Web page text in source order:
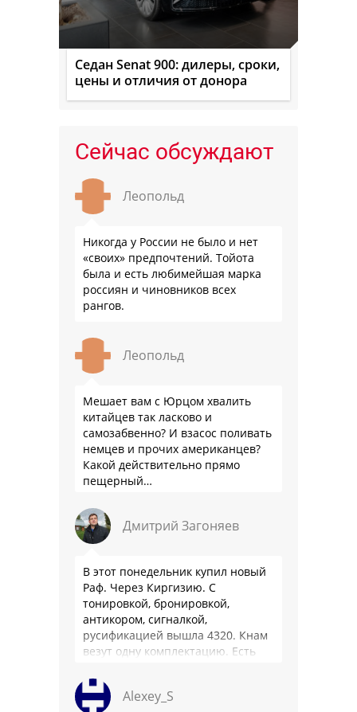
Седан Senat 900: дилеры, сроки,
цены и отличия от донора
Сейчас обсуждают
Леопольд
Никогда у России не было и нет
«своих» предпочтений. Тойота
была и есть любимейшая марка
россиян и чиновников всех
рангов.
Леопольд
Мешает вам с Юрцом хвалить
китайцев так ласково и
самозабвенно? И взасос поливать
немцев и прочих американцев?
Какой действительно прямо
пещерный…
Дмитрий Загоняев
В этот понедельник купил новый
Раф. Через Киргизию. С
тонировкой, бронировкой,
антикором, сигналкой,
русификацией вышла 4320. Кнам
везут одну комплектацию. Есть
(т. е. только интернет радио), нет
…
Alexey_S